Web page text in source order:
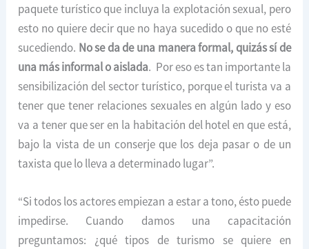
paquete turístico que incluya la explotación sexual, pero
esto no quiere decir que no haya sucedido o que no esté
sucediendo. No se da de una manera formal, quizás sí de
una más informal o aislada. Por eso es tan importante la
sensibilización del sector turístico, porque el turista va a
tener que tener relaciones sexuales en algún lado y eso
va a tener que ser en la habitación del hotel en que está,
bajo la vista de un conserje que los deja pasar o de un
taxista que lo lleva a determinado lugar”.
“Si todos los actores empiezan a estar a tono, ésto puede
impedirse. Cuando damos una capacitación
preguntamos: ¿qué tipos de turismo se quiere en